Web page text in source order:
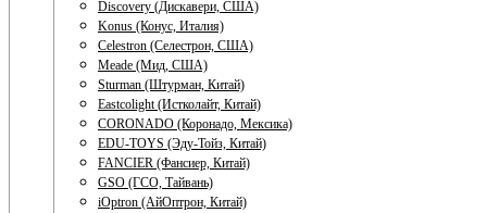
Discovery (Дискавери, США)
Konus (Конус, Италия)
Celestron (Селестрон, США)
Meade (Мид, США)
Sturman (Штурман, Китай)
Eastcolight (Истколайт, Китай)
CORONADO (Коронадо, Мексика)
EDU-TOYS (Эду-Тойз, Китай)
FANCIER (Фансиер, Китай)
GSO (ГСО, Тайвань)
iOptron (АйОптрон, Китай)